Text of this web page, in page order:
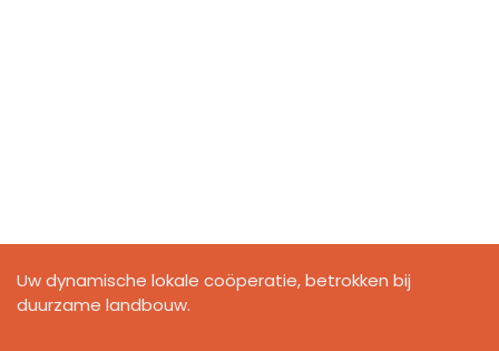
Uw dynamische lokale coöperatie, betrokken bij
duurzame landbouw.